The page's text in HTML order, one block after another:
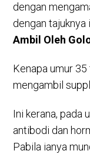
dengan
dengan tajuknya
Ambil Oleh
Kenapa umur 35
mengambil
Ini kerana, pada
antibodi dan
Pabila ianya